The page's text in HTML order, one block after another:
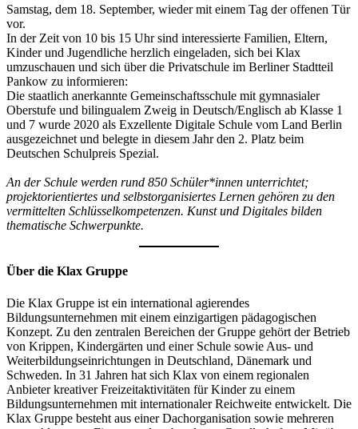
Samstag, dem 18. September, wieder mit einem Tag der offenen Tür
vor.
In der Zeit von 10 bis 15 Uhr sind interessierte Familien, Eltern,
Kinder und Jugendliche herzlich eingeladen, sich bei Klax
umzuschauen und sich über die Privatschule im Berliner Stadtteil
Pankow zu informieren:
Die staatlich anerkannte Gemeinschaftsschule mit gymnasialer
Oberstufe und bilingualem Zweig in Deutsch/Englisch ab Klasse 1
und 7 wurde 2020 als Exzellente Digitale Schule vom Land Berlin
ausgezeichnet und belegte in diesem Jahr den 2. Platz beim
Deutschen Schulpreis Spezial.
An der Schule werden rund 850 Schüler*innen unterrichtet;
projektorientiertes und selbstorganisiertes Lernen gehören zu den
vermittelten Schlüsselkompetenzen. Kunst und Digitales bilden
thematische Schwerpunkte.
Über die Klax Gruppe
Die Klax Gruppe ist ein international agierendes
Bildungsunternehmen mit einem einzigartigen pädagogischen
Konzept. Zu den zentralen Bereichen der Gruppe gehört der Betrieb
von Krippen, Kindergärten und einer Schule sowie Aus- und
Weiterbildungseinrichtungen in Deutschland, Dänemark und
Schweden. In 31 Jahren hat sich Klax von einem regionalen
Anbieter kreativer Freizeitaktivitäten für Kinder zu einem
Bildungsunternehmen mit internationaler Reichweite entwickelt. Die
Klax Gruppe besteht aus einer Dachorganisation sowie mehreren